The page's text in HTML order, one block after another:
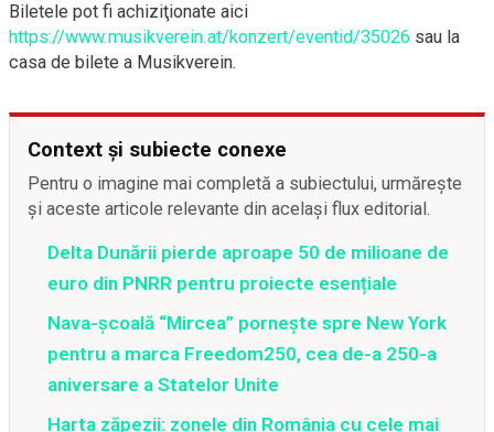
Biletele pot fi achiziţionate aici
https://www.musikverein.at/konzert/eventid/35026 sau la
casa de bilete a Musikverein.
Context și subiecte conexe
Pentru o imagine mai completă a subiectului, urmărește
și aceste articole relevante din același flux editorial.
Delta Dunării pierde aproape 50 de milioane de
euro din PNRR pentru proiecte esențiale
Nava-școală “Mircea” pornește spre New York
pentru a marca Freedom250, cea de-a 250-a
aniversare a Statelor Unite
Harta zăpezii: zonele din România cu cele mai